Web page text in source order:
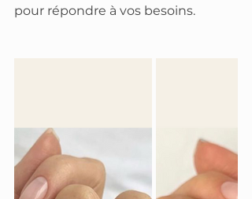
pour répondre à vos besoins.